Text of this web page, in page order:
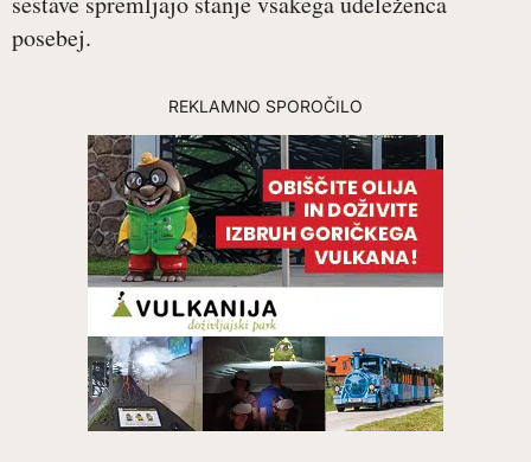
posebej.
REKLAMNO SPOROČILO